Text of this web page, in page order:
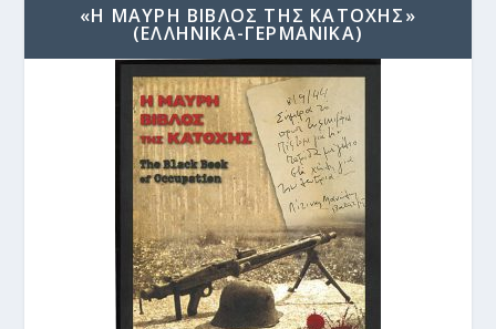
«Η ΜΑΥΡΗ ΒΙΒΛΟΣ ΤΗΣ ΚΑΤΟΧΗΣ»
(ΕΛΛΗΝΙΚΑ-ΓΕΡΜΑΝΙΚΑ)